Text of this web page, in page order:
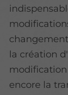
la création
encore la